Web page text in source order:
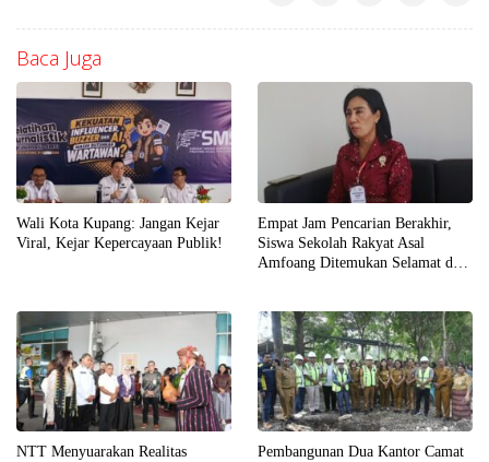
Baca Juga
Wali Kota Kupang: Jangan Kejar
Viral, Kejar Kepercayaan Publik!
Empat Jam Pencarian Berakhir,
Siswa Sekolah Rakyat Asal
Amfoang Ditemukan Selamat dan
NTT Menyuarakan Realitas
Pembangunan Dua Kantor Camat